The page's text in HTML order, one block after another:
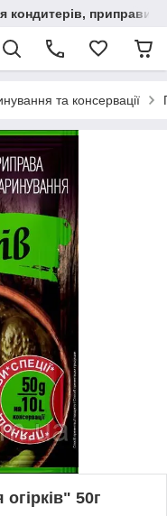
кондитерів, приправи,
та консервації
50г